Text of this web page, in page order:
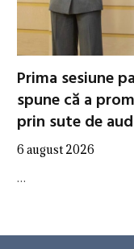
Prima sesiune
spune că a
prin sute de
6 august 2026
…